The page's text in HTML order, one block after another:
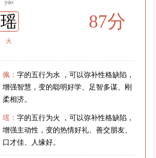
yáo
瑶
火
87分
佩：字的五行为水 ，可以弥补性格缺陷，
增强智慧，变的聪明好学、足智多谋、刚
柔相济。
瑶：字的五行为火 ，可以弥补性格缺陷，
增强主动性，变的热情好礼、善交朋友、
口才佳、人缘好。